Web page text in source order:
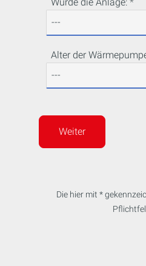
Alter der
Weiter
Die hier mit *